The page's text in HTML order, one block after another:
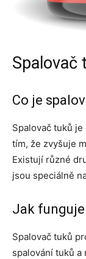
Spalovač
Co je
Spalovač tuků
tím, že zvyšuje
Existují různé
jsou speciálně
Jak
Spalovač tuků
spalování tuků a